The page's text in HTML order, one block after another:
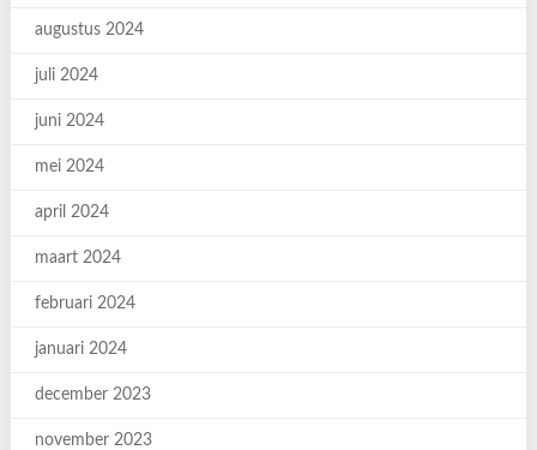
augustus 2024
juli 2024
juni 2024
mei 2024
april 2024
maart 2024
februari 2024
januari 2024
december 2023
november 2023